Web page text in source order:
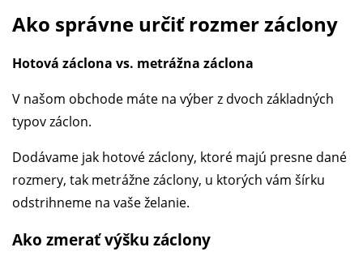
Ako správne určiť rozmer záclony
Hotová záclona vs. metrážna záclona
V našom obchode máte na výber z dvoch základných
typov záclon.
Dodávame jak hotové záclony, ktoré majú presne dané
rozmery, tak metrážne záclony, u ktorých vám šírku
odstrihneme na vaše želanie.
Ako zmerať výšku záclony